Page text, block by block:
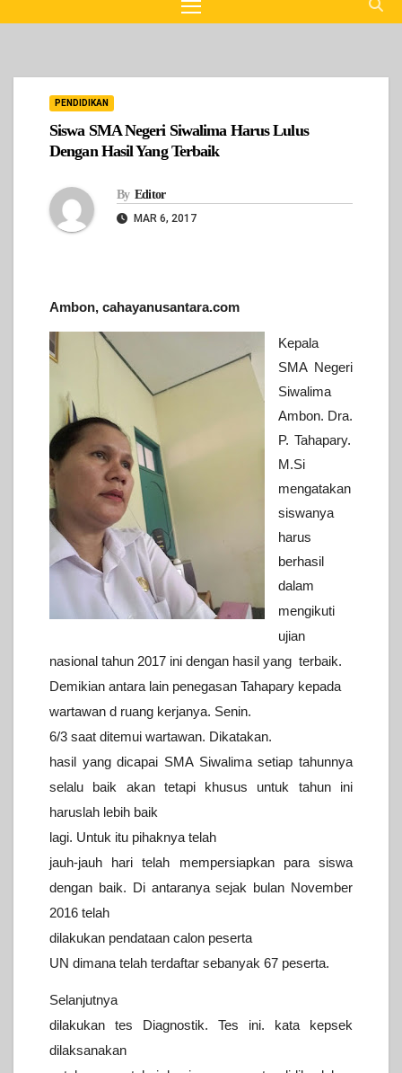
PENDIDIKAN
Siswa SMA Negeri Siwalima Harus Lulus
Dengan Hasil Yang Terbaik
By Editor
MAR 6, 2017
Ambon, cahayanusantara.com
Kepala
SMA Negeri
Siwalima
Ambon. Dra.
P. Tahapary.
M.Si
mengatakan
siswanya
harus
berhasil
dalam
mengikuti
ujian
nasional tahun 2017 ini dengan hasil yang terbaik.
Demikian antara lain penegasan Tahapary kepada
wartawan d ruang kerjanya. Senin.
6/3 saat ditemui wartawan. Dikatakan.
hasil yang dicapai SMA Siwalima setiap tahunnya
selalu baik
akan tetapi khusus untuk tahun ini
haruslah lebih baik
lagi. Untuk itu pihaknya telah
jauh-jauh hari telah mempersiapkan para siswa
dengan baik. Di antaranya sejak bulan November
2016 telah
dilakukan pendataan calon peserta
UN dimana telah terdaftar sebanyak 67 peserta.
Selanjutnya
dilakukan tes Diagnostik. Tes ini. kata kepsek
dilaksanakan